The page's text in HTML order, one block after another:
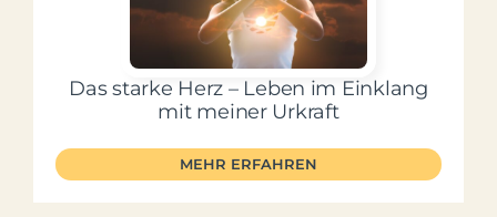
Mein Account
Instagram
Das starke Herz – Leben im Einklang
mit meiner Urkraft
MEHR ERFAHREN